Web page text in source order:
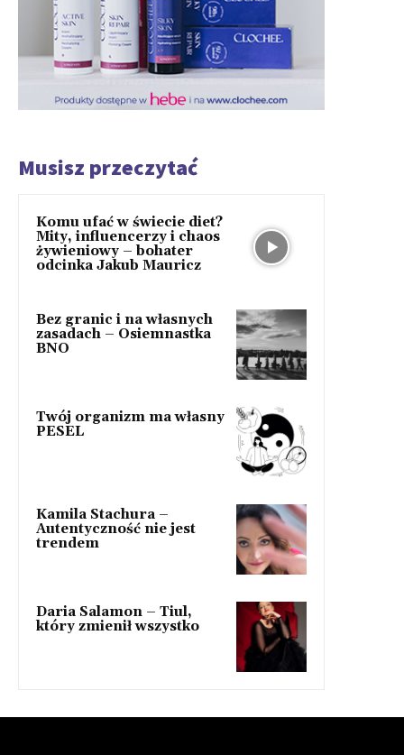
Musisz przeczytać
Komu ufać w świecie diet?
Mity, influencerzy i chaos
żywieniowy – bohater
odcinka Jakub Mauricz
Bez granic i na własnych
zasadach – Osiemnastka
BNO
Twój organizm ma własny
PESEL
Kamila Stachura –
Autentyczność nie jest
trendem
Daria Salamon – Tiul,
który zmienił wszystko